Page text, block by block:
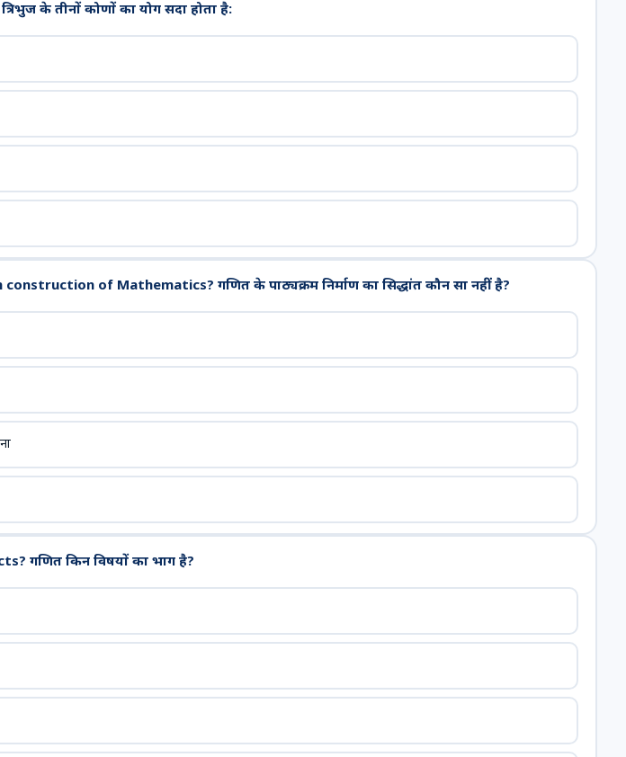
के तीनों कोणों का योग सदा होता है:
of Mathematics? गणित के पाठ्यक्रम निर्माण का सिद्धांत कौन सा नहीं है?
गणित किन विषयों का भाग है?